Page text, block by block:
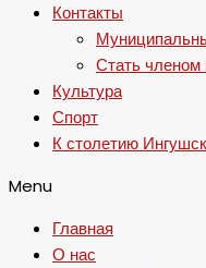
Контакты
Стать членом
Культура
Спорт
К столетию
Menu
Главная
О нас